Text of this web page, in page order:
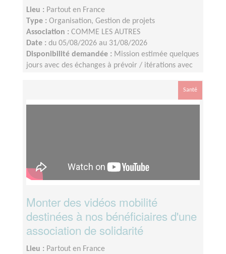
Lieu : Partout en France
Type : Organisation, Gestion de projets
Association : COMME LES AUTRES
Date : du 05/08/2026 au 31/08/2026
Disponibilité demandée : Mission estimée quelques
jours avec des échanges à prévoir / itérations avec
2026. Identification du profil : idéalement avant le
10 juillet 2026. Montage : à finaliser d’ici la fin août.
Santé
Monter des vidéos mobilité
destinées à nos bénéficiaires d'une
association de solidarité
Lieu : Partout en France